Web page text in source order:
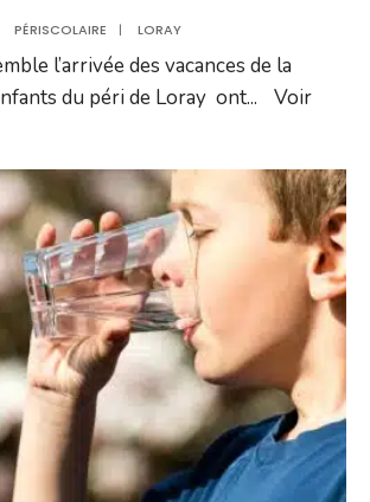
PÉRISCOLAIRE | LORAY
l’arrivée des vacances de la
du péri de Loray ont...
Voir